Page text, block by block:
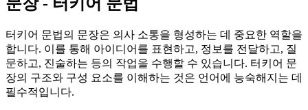
터키어 문법의 문장은 의사 소통을 형성하는 데 중요한 역할을
합니다. 이를 통해 아이디어를 표현하고, 정보를 전달하고, 질
문하고, 진술하는 등의 작업을 수행할 수 있습니다. 터키어 문
장의 구조와 구성 요소를 이해하는 것은 언어에 능숙해지는 데
필수적입니다.